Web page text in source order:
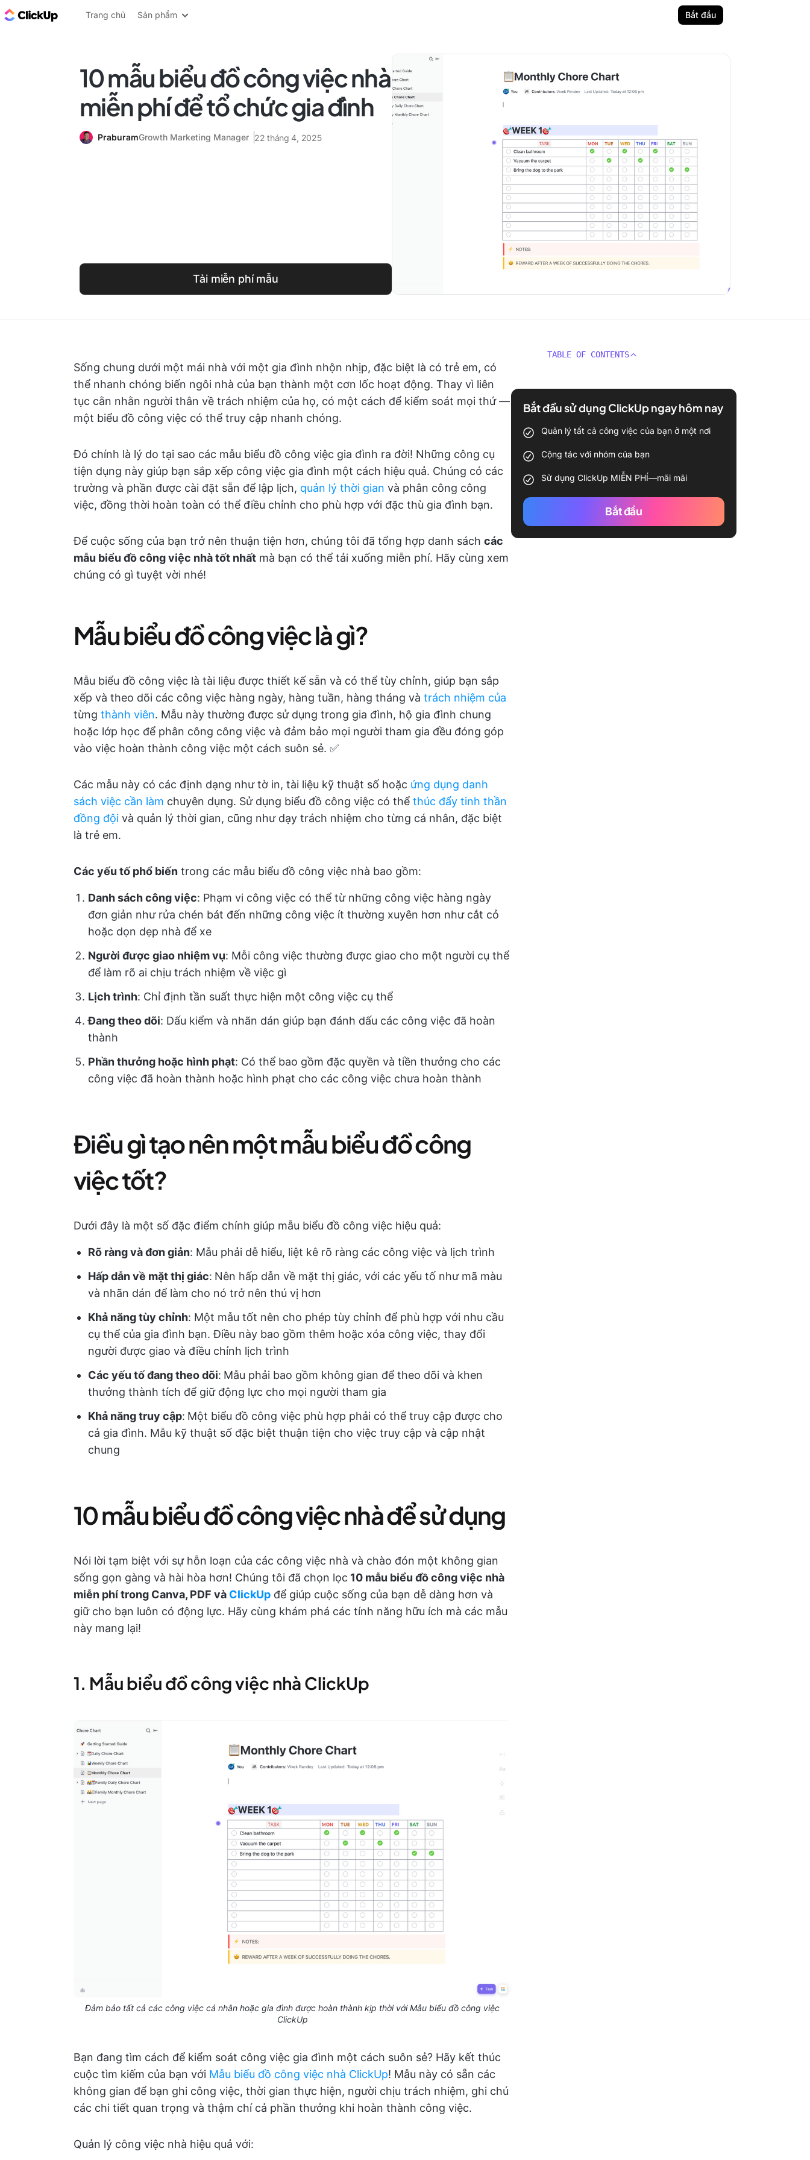
ClickUp Blog
Trang chủ Sản phẩm Bắt đầu
10 mẫu biểu đồ công việc nhà
miễn phí để tổ chức gia đình
PraburamGrowth Marketing Manager 22 tháng 4, 2025
Tải miễn phí mẫu
Sống chung dưới một mái nhà với một gia đình nhộn nhịp, đặc biệt là có trẻ em, có
thể nhanh chóng biến ngôi nhà của bạn thành một cơn lốc hoạt động. Thay vì liên
tục cằn nhằn người thân về trách nhiệm của họ, có một cách để kiểm soát mọi thứ —
một biểu đồ công việc có thể truy cập nhanh chóng.
Đó chính là lý do tại sao các mẫu biểu đồ công việc gia đình ra đời! Những công cụ
tiện dụng này giúp bạn sắp xếp công việc gia đình một cách hiệu quả. Chúng có các
trường và phần được cài đặt sẵn để lập lịch, quản lý thời gian và phân công công
việc, đồng thời hoàn toàn có thể điều chỉnh cho phù hợp với đặc thù gia đình bạn.
Để cuộc sống của bạn trở nên thuận tiện hơn, chúng tôi đã tổng hợp danh sách các
mẫu biểu đồ công việc nhà tốt nhất mà bạn có thể tải xuống miễn phí. Hãy cùng xem
chúng có gì tuyệt vời nhé!
Mẫu biểu đồ công việc là gì?
Mẫu biểu đồ công việc là tài liệu được thiết kế sẵn và có thể tùy chỉnh, giúp bạn sắp
xếp và theo dõi các công việc hàng ngày, hàng tuần, hàng tháng và trách nhiệm của
từng thành viên. Mẫu này thường được sử dụng trong gia đình, hộ gia đình chung
hoặc lớp học để phân công công việc và đảm bảo mọi người tham gia đều đóng góp
vào việc hoàn thành công việc một cách suôn sẻ. ✅
Các mẫu này có các định dạng như tờ in, tài liệu kỹ thuật số hoặc ứng dụng danh
sách việc cần làm chuyên dụng. Sử dụng biểu đồ công việc có thể thúc đẩy tinh thần
đồng đội và quản lý thời gian, cũng như dạy trách nhiệm cho từng cá nhân, đặc biệt
là trẻ em.
Các yếu tố phổ biến trong các mẫu biểu đồ công việc nhà bao gồm:
Danh sách công việc: Phạm vi công việc có thể từ những công việc hàng ngày
đơn giản như rửa chén bát đến những công việc ít thường xuyên hơn như cắt cỏ
hoặc dọn dẹp nhà để xe
Người được giao nhiệm vụ: Mỗi công việc thường được giao cho một người cụ thể
để làm rõ ai chịu trách nhiệm về việc gì
Lịch trình: Chỉ định tần suất thực hiện một công việc cụ thể
Đang theo dõi: Dấu kiểm và nhãn dán giúp bạn đánh dấu các công việc đã hoàn
thành
Phần thưởng hoặc hình phạt: Có thể bao gồm đặc quyền và tiền thưởng cho các
công việc đã hoàn thành hoặc hình phạt cho các công việc chưa hoàn thành
Điều gì tạo nên một mẫu biểu đồ công
việc tốt?
Dưới đây là một số đặc điểm chính giúp mẫu biểu đồ công việc hiệu quả:
Rõ ràng và đơn giản: Mẫu phải dễ hiểu, liệt kê rõ ràng các công việc và lịch trình
Hấp dẫn về mặt thị giác: Nên hấp dẫn về mặt thị giác, với các yếu tố như mã màu
và nhãn dán để làm cho nó trở nên thú vị hơn
Khả năng tùy chỉnh: Một mẫu tốt nên cho phép tùy chỉnh để phù hợp với nhu cầu
cụ thể của gia đình bạn. Điều này bao gồm thêm hoặc xóa công việc, thay đổi
người được giao và điều chỉnh lịch trình
Các yếu tố đang theo dõi: Mẫu phải bao gồm không gian để theo dõi và khen
thưởng thành tích để giữ động lực cho mọi người tham gia
Khả năng truy cập: Một biểu đồ công việc phù hợp phải có thể truy cập được cho
cả gia đình. Mẫu kỹ thuật số đặc biệt thuận tiện cho việc truy cập và cập nhật
chung
10 mẫu biểu đồ công việc nhà để sử dụng
Nói lời tạm biệt với sự hỗn loạn của các công việc nhà và chào đón một không gian
sống gọn gàng và hài hòa hơn! Chúng tôi đã chọn lọc 10 mẫu biểu đồ công việc nhà
miễn phí trong Canva, PDF và ClickUp để giúp cuộc sống của bạn dễ dàng hơn và
giữ cho bạn luôn có động lực. Hãy cùng khám phá các tính năng hữu ích mà các mẫu
này mang lại!
1. Mẫu biểu đồ công việc nhà ClickUp
Đảm bảo tất cả các công việc cá nhân hoặc gia đình được hoàn thành kịp thời với Mẫu biểu đồ công việc
ClickUp
Bạn đang tìm cách để kiểm soát công việc gia đình một cách suôn sẻ? Hãy kết thúc
cuộc tìm kiếm của bạn với Mẫu biểu đồ công việc nhà ClickUp! Mẫu này có sẵn các
không gian để bạn ghi công việc, thời gian thực hiện, người chịu trách nhiệm, ghi chú
các chi tiết quan trọng và thậm chí cả phần thưởng khi hoàn thành công việc.
Quản lý công việc nhà hiệu quả với:
TABLE OF CONTENTS
Bắt đầu sử dụng ClickUp ngay hôm nay
Quản lý tất cả công việc của bạn ở một nơi
Cộng tác với nhóm của bạn
Sử dụng ClickUp MIỄN PHÍ—mãi mãi
Bắt đầu